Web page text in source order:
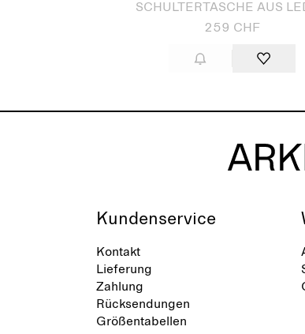
SCHULTERTASCHE AUS
259 CHF
Kundenservice
Kontakt
Lieferung
Zahlung
Rücksendungen
Größentabellen